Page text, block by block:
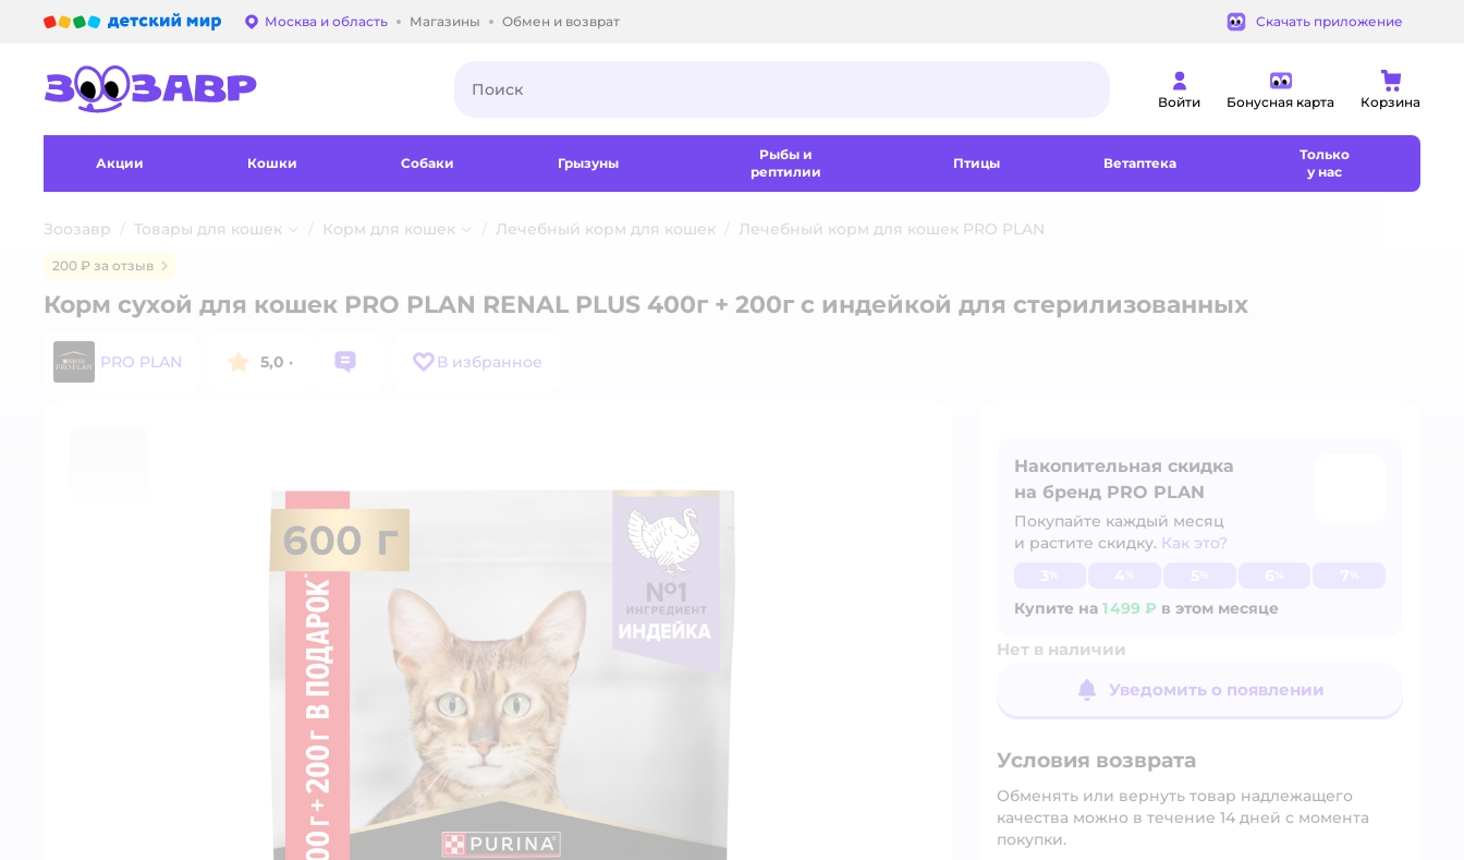
Выбор адреса доставки.
Москва и область Магазины Обмен и возврат Скачать приложение
Войти Бонусная карта Корзина
Акции Кошки Собаки Грызуны
Рыбы и
рептилии
Птицы Ветаптека
Только
у нас
Зоозавр Товары для кошек Корм для кошек Лечебный корм для кошек Лечебный корм для кошек PRO PLAN
200 ₽ за отзыв
Корм сухой для кошек PRO PLAN RENAL PLUS 400г + 200г с индейкой для стерилизованных
PRO PLAN 5,0 · В избранное
Накопительная скидка
на бренд PRO PLAN
Покупайте каждый месяц
и растите скидку. Как это?
Купите на 1 499 ₽ в этом месяце
Узнать больше
Нет в наличии
Уведомить о появлении
Условия возврата
Обменять или вернуть товар надлежащего
качества можно в течение 14 дней с момента
покупки.